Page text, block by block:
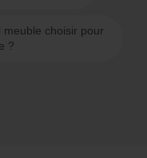
choisir pour
?